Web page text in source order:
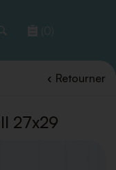
(0)
Retourner
27x29